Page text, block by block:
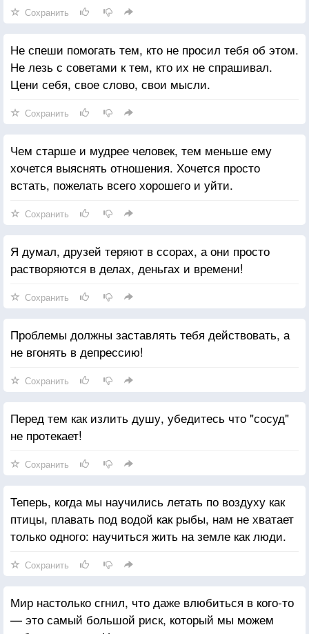
Сохранить
Не спеши помогать тем, кто не просил тебя об этом.
Не лезь с советами к тем, кто их не спрашивал.
Цени себя, свое слово, свои мысли.
Сохранить
Чем старше и мудрее человек, тем меньше ему
хочется выяснять отношения. Хочется просто
встать, пожелать всего хорошего и уйти.
Сохранить
Я думал, друзей теряют в ссорах, а они просто
растворяются в делах, деньгах и времени!
Сохранить
Проблемы должны заставлять тебя действовать, а
не вгонять в депрессию!
Сохранить
Перед тем как излить душу, убедитесь что "сосуд"
не протекает!
Сохранить
Теперь, когда мы научились летать по воздуху как
птицы, плавать под водой как рыбы, нам не хватает
только одного: научиться жить на земле как люди.
Сохранить
Мир настолько сгнил, что даже влюбиться в кого-то
— это самый большой риск, который мы можем